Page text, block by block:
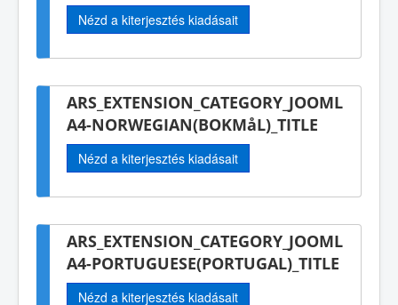
Nézd a kiterjesztés kiadásait
ARS_EXTENSION_CATEGORY_JOOML
A4-NORWEGIAN(BOKMåL)_TITLE
Nézd a kiterjesztés kiadásait
ARS_EXTENSION_CATEGORY_JOOML
A4-PORTUGUESE(PORTUGAL)_TITLE
Nézd a kiterjesztés kiadásait